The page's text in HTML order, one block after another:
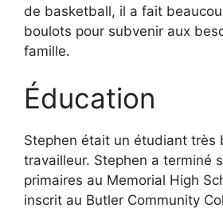
de basketball, il a fait
boulots pour subvenir aux
famille.
Éducation
Stephen était un étudiant très
travailleur. Stephen a terminé
primaires au Memorial High
inscrit au Butler Community